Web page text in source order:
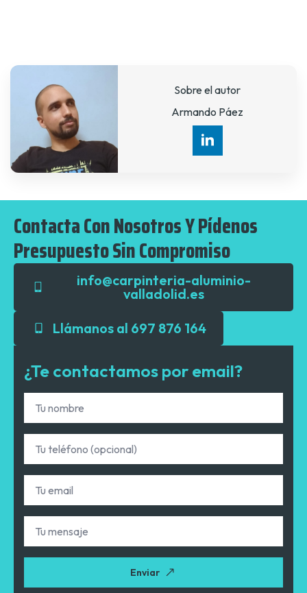
Sobre el autor
Armando Páez
Contacta Con Nosotros Y Pídenos
Presupuesto Sin Compromiso
info@carpinteria-aluminio-
valladolid.es
Llámanos al 697 876 164
¿Te contactamos por email?
Nombre
Teléfono
Email
Tu
mensaje
Enviar